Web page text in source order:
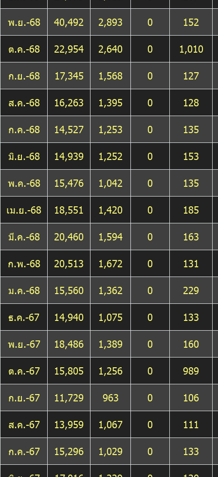
พ.ย.-68 40,492 2,893 0 152
ต.ค.-68 22,954 2,640 0 1,010
ก.ย.-68 17,345 1,568 0 127
ส.ค.-68 16,263 1,395 0 128
ก.ค.-68 14,527 1,253 0 135
มิ.ย.-68 14,939 1,252 0 153
พ.ค.-68 15,476 1,042 0 135
เม.ย.-68 18,551 1,420 0 185
มี.ค.-68 20,460 1,594 0 163
ก.พ.-68 20,513 1,672 0 131
ม.ค.-68 15,560 1,362 0 229
ธ.ค.-67 14,940 1,075 0 133
พ.ย.-67 18,486 1,389 0 160
ต.ค.-67 15,805 1,256 0 989
ก.ย.-67 11,729 963 0 106
ส.ค.-67 13,959 1,067 0 111
ก.ค.-67 15,296 1,029 0 133